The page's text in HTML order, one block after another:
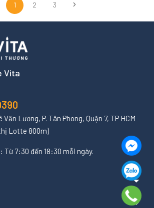
1 2 3
Vita
Lương, P. Tân Phong, Quận 7, TP HCM
Lotte 800m)
Từ 7:30 đến 18:30 mỗi ngày.